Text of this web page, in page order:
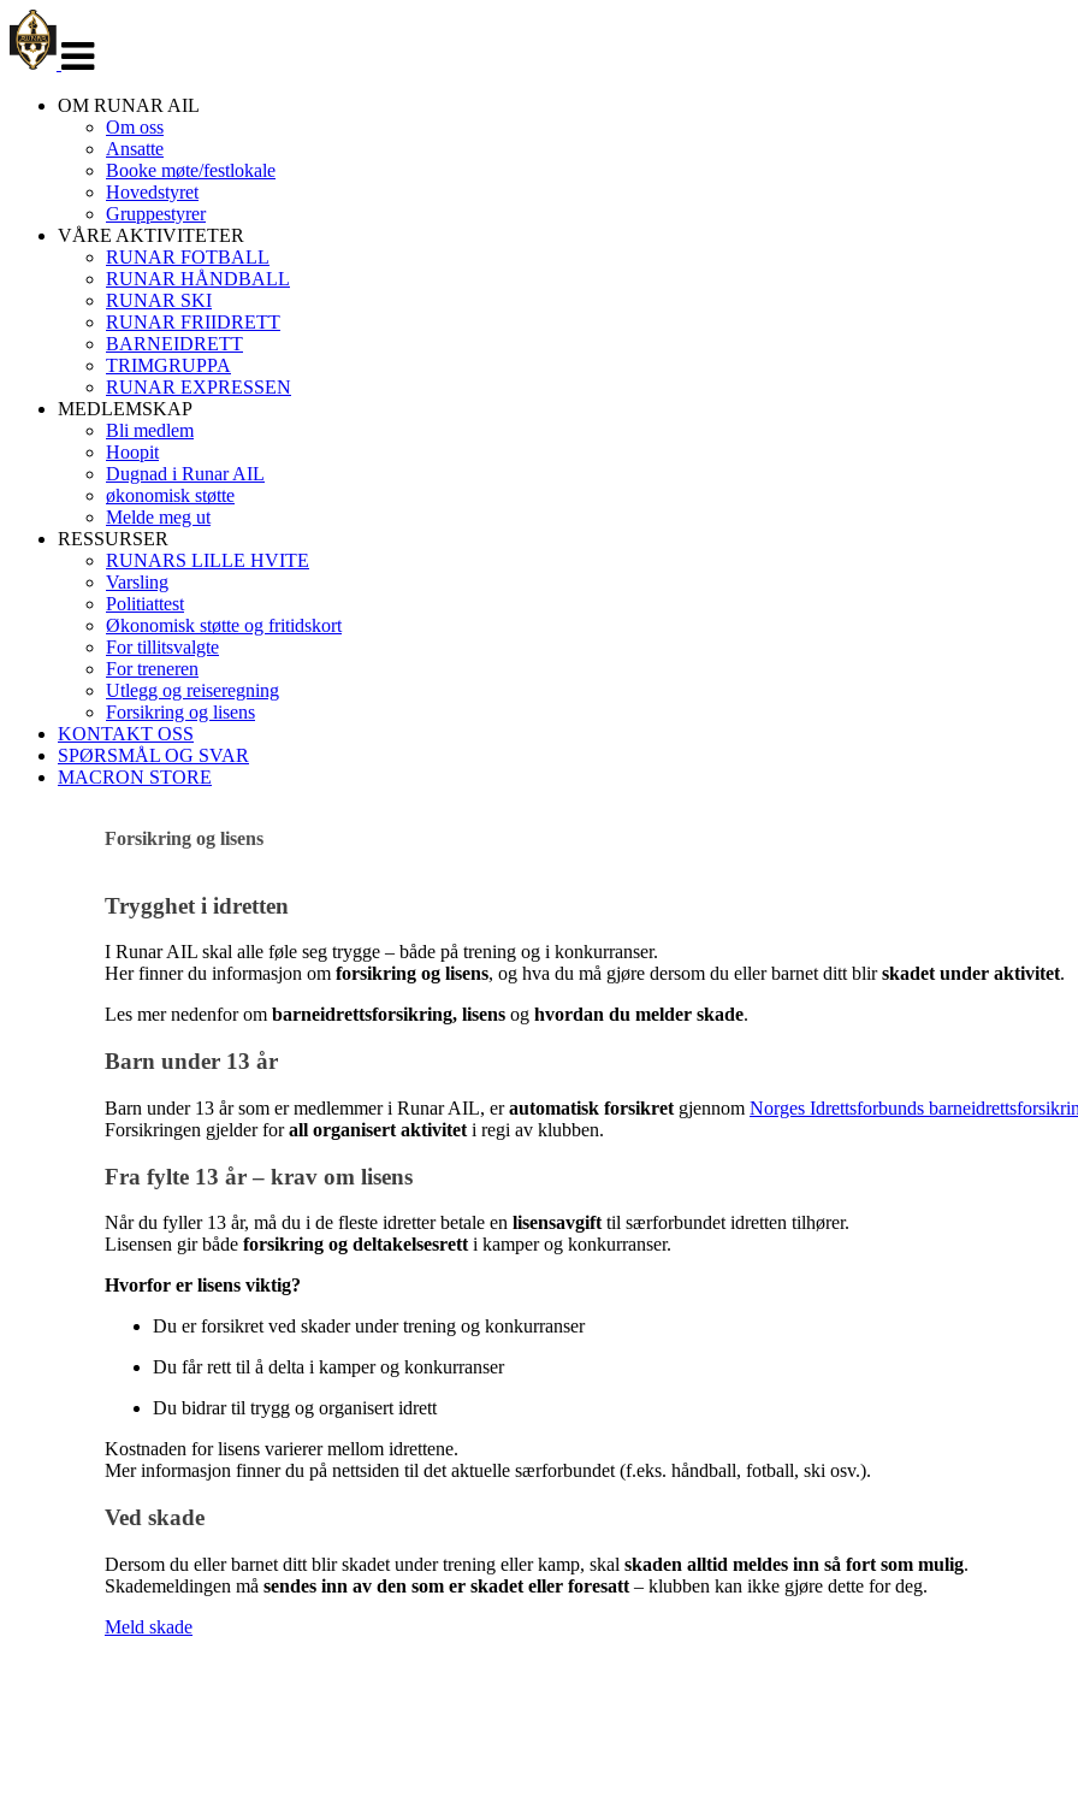
navigasjon
OM RUNAR AIL
Om oss
Ansatte
Booke møte/festlokale
Hovedstyret
Gruppestyrer
VÅRE AKTIVITETER
RUNAR FOTBALL
RUNAR HÅNDBALL
RUNAR SKI
RUNAR FRIIDRETT
BARNEIDRETT
TRIMGRUPPA
RUNAR EXPRESSEN
MEDLEMSKAP
Bli medlem
Hoopit
Dugnad i Runar AIL
økonomisk støtte
Melde meg ut
RESSURSER
RUNARS LILLE HVITE
Varsling
Politiattest
Økonomisk støtte og fritidskort
For tillitsvalgte
For treneren
Utlegg og reiseregning
Forsikring og lisens
KONTAKT OSS
SPØRSMÅL OG SVAR
MACRON STORE
Forsikring og lisens
Trygghet i idretten
I Runar AIL skal alle føle seg trygge – både på trening og i konkurranser.
Her finner du informasjon om forsikring og lisens, og hva du må gjøre dersom du eller barnet ditt blirskadet under aktivitet.
Les mer nedenfor om barneidrettsforsikring, lisens og hvordan du melder skade.
Barn under 13 år
Barn under 13 år som er medlemmer i Runar AIL, erautomatisk forsikret gjennom Norges Idrettsforbunds
Forsikringen gjelder forall organisert aktivitet i regi av klubben.
Fra fylte 13 år – krav om lisens
Når du fyller 13 år, må du i de fleste idretter betale en lisensavgift til særforbundet idretten tilhører.
Lisensen gir både forsikring og deltakelsesrett i kamper og konkurranser.
Hvorfor er lisens viktig?
Du er forsikret ved skader under trening og konkurranser
Du får rett til å delta i kamper og konkurranser
Du bidrar til trygg og organisert idrett
Kostnaden for lisens varierer mellom idrettene.
Mer informasjon finner du på nettsiden til det aktuelle særforbundet (f.eks. håndball, fotball, ski osv.).
Ved skade
Dersom du eller barnet ditt blir skadet under trening eller kamp, skal skaden alltid meldes inn så fort som mulig.
Skademeldingen må sendes inn av den som er skadet eller foresatt – klubben kan ikke gjøre dette for deg.
Meld skade